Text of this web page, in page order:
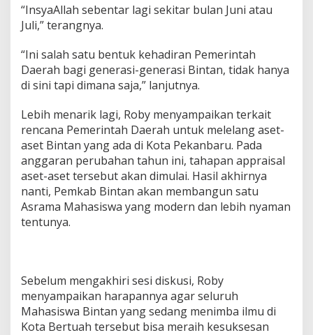
“InsyaAllah sebentar lagi sekitar bulan Juni atau
Juli,” terangnya.
“Ini salah satu bentuk kehadiran Pemerintah
Daerah bagi generasi-generasi Bintan, tidak hanya
di sini tapi dimana saja,” lanjutnya.
Lebih menarik lagi, Roby menyampaikan terkait
rencana Pemerintah Daerah untuk melelang aset-
aset Bintan yang ada di Kota Pekanbaru. Pada
anggaran perubahan tahun ini, tahapan appraisal
aset-aset tersebut akan dimulai. Hasil akhirnya
nanti, Pemkab Bintan akan membangun satu
Asrama Mahasiswa yang modern dan lebih nyaman
tentunya.
Sebelum mengakhiri sesi diskusi, Roby
menyampaikan harapannya agar seluruh
Mahasiswa Bintan yang sedang menimba ilmu di
Kota Bertuah tersebut bisa meraih kesuksesan